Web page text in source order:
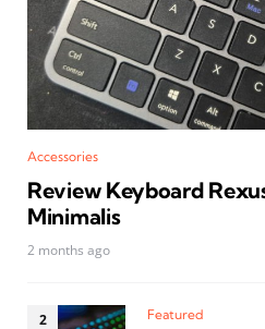
Accessories
Review Keyboard
Minimalis
2 months ago
Featured